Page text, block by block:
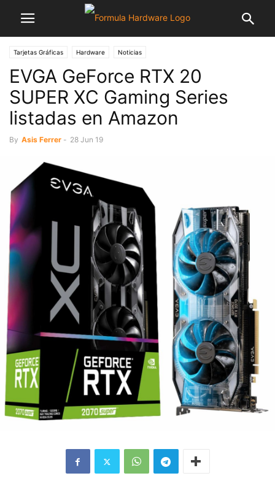
Tarjetas Gráficas Hardware Noticias
EVGA GeForce RTX 20
SUPER XC Gaming Series
listadas en Amazon
By Asis Ferrer - 28 Jun 19